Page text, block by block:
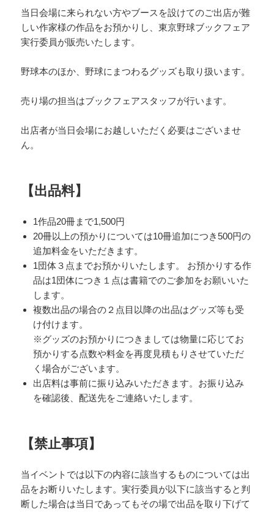
当日会場に来られない方やブースを設けてのご出店が難
しい作家様の作品をお預かりし、東京野球ブックフェア
実行委員が販売いたします。
野球本のほか、野球にまつわるグッズも取り扱います。
売り場の担当はブックフェアスタッフが行います。
出店者が当日会場にお越しいただく必要はございませ
ん。
【出品料】
1作品20冊まで1,500円
20冊以上の預かりについては10冊追加につき500円の
追加料金をいただきます。
1団体３点までお預かりいたします。 お預かりする作
品は1団体につき１点は書籍でのご参加をお願いいた
します。
複数出品の場合の２点目以降の出品はグッズ等も受
け付けます。
※グッズのお預かりにつきましては物量に応じてお
預かりする点数や料金を再度見積もりさせていただ
く場合がございます。
出店料は事前に振り込みいただきます。お振り込み
を確認後、配送先をご連絡いたします。
【禁止事項】
当イベントでは以下の内容に該当するものについては出
品をお断りいたします。実行委員が以下に該当すると判
断した場合は当日であってもその場で出品を取り下げて